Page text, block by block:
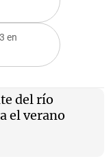
en
del río
el verano